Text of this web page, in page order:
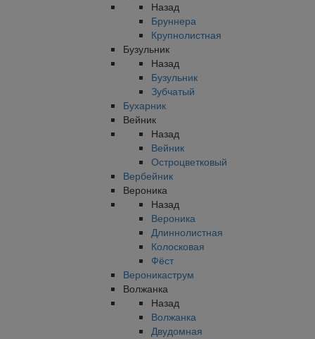
Назад
Бруннера
Крупнолистная
Бузульник
Назад
Бузульник
Зубчатый
Бухарник
Вейник
Назад
Вейник
Остроцветковый
Вербейник
Вероника
Назад
Вероника
Длиннолистная
Колосковая
Фёст
Вероникаструм
Волжанка
Назад
Волжанка
Двудомная